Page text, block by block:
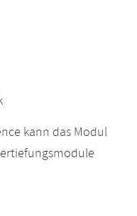
kann das Modul